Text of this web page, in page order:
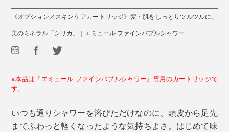
《オプション／スキンケアカートリッジ》髪・肌をしっとりツルツルに、
美のミネラル「シリカ」｜エミュール ファインバブルシャワー
※本品は『エミュール ファインバブルシャワー』専用のカートリッジで
す。
いつも通りシャワーを浴びただけなのに、頭皮から足先
までふわっと軽くなったような気持ちよさ。はじめて味